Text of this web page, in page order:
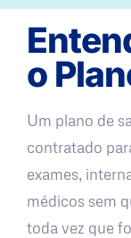
o
Um plano de
contratado
exames,
médicos sem
toda vez que